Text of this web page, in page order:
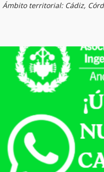
Ámbito territorial: Cádiz,